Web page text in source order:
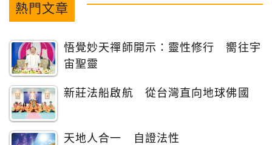
熱門文章
悟覺妙天禪師開示：靈性修行 嚮往宇
宙聖靈
新莊法船啟航 從台灣直向地球佛國
天地人合一 自證法性